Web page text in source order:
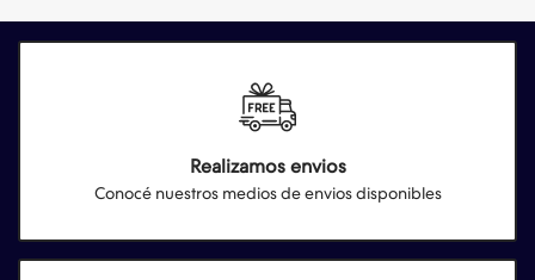
Realizamos envios
Conocé nuestros medios de envios disponibles